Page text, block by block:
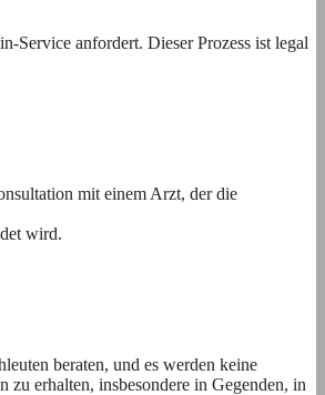
Service anfordert. Dieser Prozess ist legal
mit einem Arzt, der die
wird.
beraten, und es werden keine
erhalten, insbesondere in Gegenden, in